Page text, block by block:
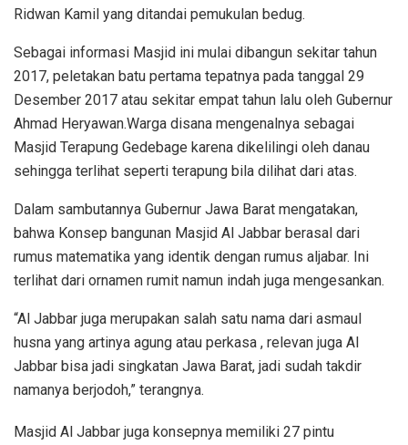
Ridwan Kamil yang ditandai pemukulan bedug.
Sebagai informasi Masjid ini mulai dibangun sekitar tahun
2017, peletakan batu pertama tepatnya pada tanggal 29
Desember 2017 atau sekitar empat tahun lalu oleh Gubernur
Ahmad Heryawan.Warga disana mengenalnya sebagai
Masjid Terapung Gedebage karena dikelilingi oleh danau
sehingga terlihat seperti terapung bila dilihat dari atas.
Dalam sambutannya Gubernur Jawa Barat mengatakan,
bahwa Konsep bangunan Masjid Al Jabbar berasal dari
rumus matematika yang identik dengan rumus aljabar. Ini
terlihat dari ornamen rumit namun indah juga mengesankan.
“Al Jabbar juga merupakan salah satu nama dari asmaul
husna yang artinya agung atau perkasa , relevan juga Al
Jabbar bisa jadi singkatan Jawa Barat, jadi sudah takdir
namanya berjodoh,” terangnya.
Masjid Al Jabbar juga konsepnya memiliki 27 pintu